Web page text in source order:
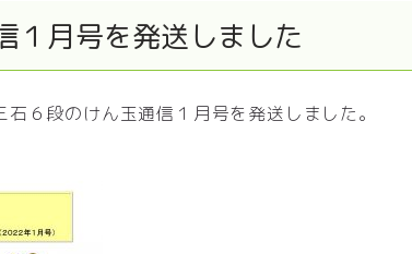
１月号を発送しました
６段のけん玉通信１月号を発送しました。